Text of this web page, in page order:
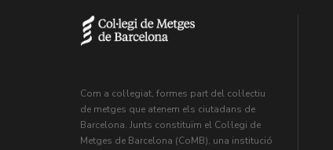
Com a col·legiat, formes part del col·lectiu
de metges que atenem els ciutadans de
Barcelona. Junts constituïm el Col·legi de
Metges de Barcelona (CoMB), una institució